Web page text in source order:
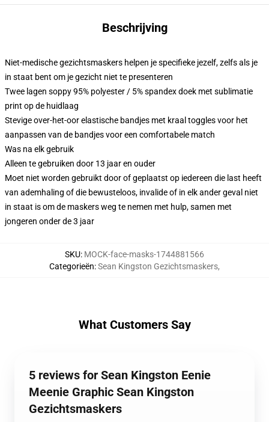
Beschrijving
Niet-medische gezichtsmaskers helpen je specifieke jezelf, zelfs als je
in staat bent om je gezicht niet te presenteren
Twee lagen soppy 95% polyester / 5% spandex doek met sublimatie
print op de huidlaag
Stevige over-het-oor elastische bandjes met kraal toggles voor het
aanpassen van de bandjes voor een comfortabele match
Was na elk gebruik
Alleen te gebruiken door 13 jaar en ouder
Moet niet worden gebruikt door of geplaatst op iedereen die last heeft
van ademhaling of die bewusteloos, invalide of in elk ander geval niet
in staat is om de maskers weg te nemen met hulp, samen met
jongeren onder de 3 jaar
SKU: MOCK-face-masks-1744881566
Categorieën:Sean Kingston Gezichtsmaskers,
What Customers Say
5 reviews for Sean Kingston Eenie
Meenie Graphic Sean Kingston
Gezichtsmaskers